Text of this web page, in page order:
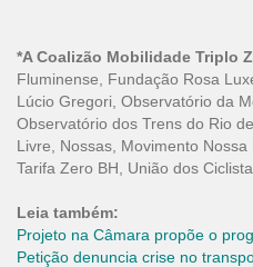
*A Coalizão Mobilidade Triplo
Fluminense, Fundação Rosa
Lúcio Gregori, Observatório da
Observatório dos Trens do Rio
Livre, Nossas, Movimento
Tarifa Zero BH, União dos
Leia também:
Projeto na Câmara propõe o
Petição denuncia crise no